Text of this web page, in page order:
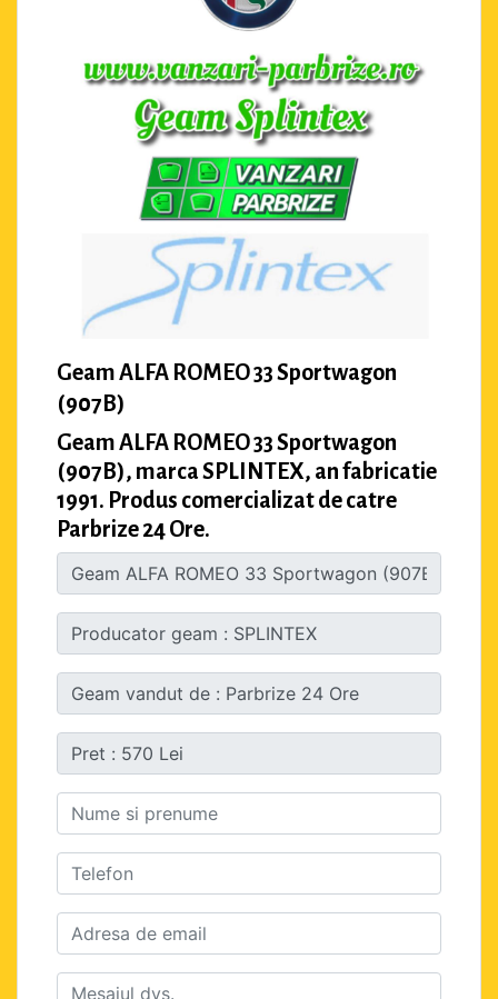
Geam ALFA ROMEO 33 Sportwagon
(907B)
Geam ALFA ROMEO 33 Sportwagon
(907B), marca SPLINTEX, an fabricatie
1991. Produs comercializat de catre
Parbrize 24 Ore.